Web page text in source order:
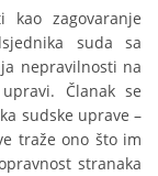
zagovaranje
suda sa
nepravilnosti na
Članak se
sudske uprave –
traže ono što im
stranaka